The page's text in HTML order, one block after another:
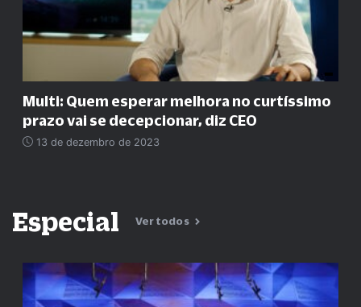
Multi: Quem esperar melhora no curtíssimo
prazo vai se decepcionar, diz CEO
13 de dezembro de 2023
Especial Ver todos